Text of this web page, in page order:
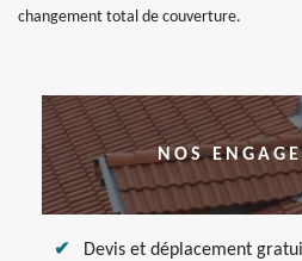
changement total de couverture.
NOS
Devis et déplacement